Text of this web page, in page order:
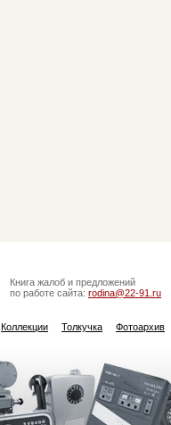
Книга жалоб и предложений
по работе сайта: rodina@22-91.ru
Коллекции Толкучка Фотоархив